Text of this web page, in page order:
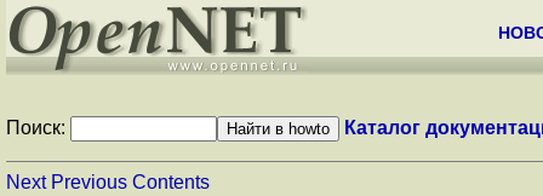
Поиск: Каталог
Next Previous Contents